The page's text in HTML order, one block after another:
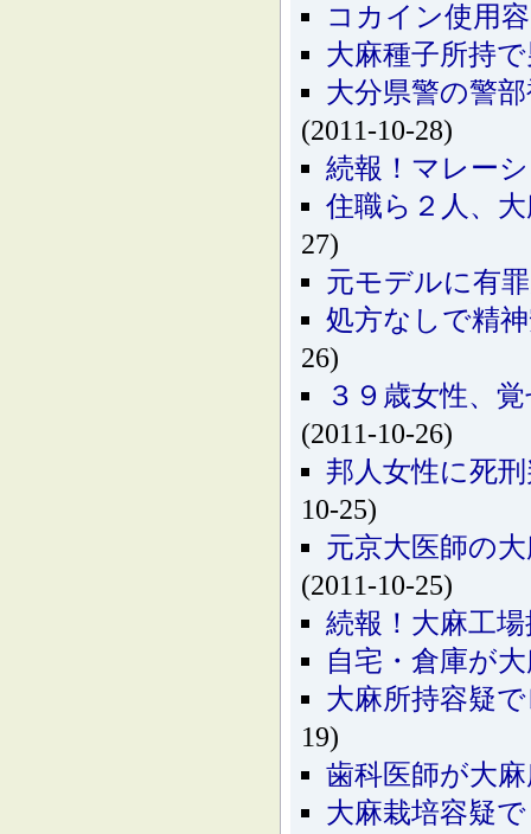
コカイン使用
大麻種子所持
大分県警の警
(2011-10-28)
続報！マレー
住職ら２人、
27)
元モデルに有
処方なしで精
26)
３９歳女性、
(2011-10-26)
邦人女性に死
10-25)
元京大医師の
(2011-10-25)
続報！大麻工
自宅・倉庫が
大麻所持容疑
19)
歯科医師が大
大麻栽培容疑